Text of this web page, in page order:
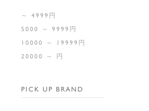
～ 4999円
5000 ～ 9999円
10000 ～ 19999円
20000 ～ 円
PICK UP BRAND